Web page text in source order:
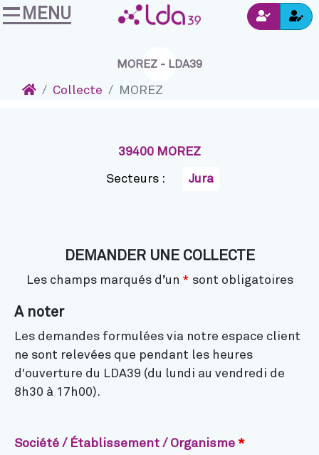
Accéder au contenu
Connexion
MENU
MOREZ - LDA39
AccueilCollecte MOREZ
39400 MOREZ
Secteurs : Jura
DEMANDER UNE COLLECTE
Les champs marqués d’un * sont obligatoires
A noter
Les demandes formulées via notre espace client
ne sont relevées que pendant les heures
d'ouverture du LDA39 (du lundi au vendredi de
8h30 à 17h00).
Société / Établissement / Organisme *